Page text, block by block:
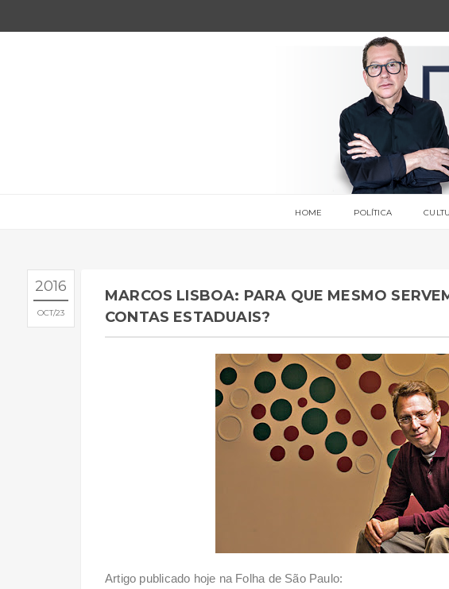
HOME POLÍTICA
2016
OCT 23
MARCOS LISBOA: PARA QUE MESMO
CONTAS ESTADUAIS?
Artigo publicado hoje na Folha de São Paulo: